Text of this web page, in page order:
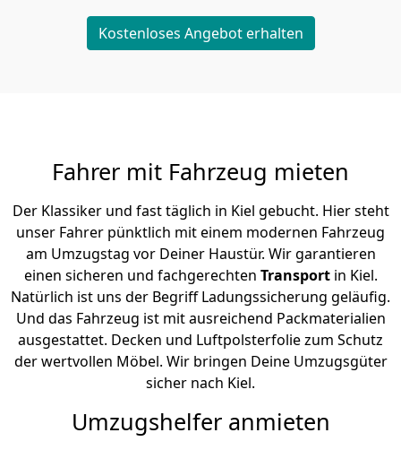
Kostenloses Angebot erhalten
Fahrer mit Fahrzeug mieten
Der Klassiker und fast täglich in Kiel gebucht. Hier steht
unser Fahrer pünktlich mit einem modernen Fahrzeug
am Umzugstag vor Deiner Haustür. Wir garantieren
einen sicheren und fachgerechten Transportin Kiel.
Natürlich ist uns der Begriff Ladungssicherung geläufig.
Und das Fahrzeug ist mit ausreichend Packmaterialien
ausgestattet. Decken und Luftpolsterfolie zum Schutz
der wertvollen Möbel. Wir bringen Deine Umzugsgüter
sicher nach Kiel.
Umzugshelfer anmieten